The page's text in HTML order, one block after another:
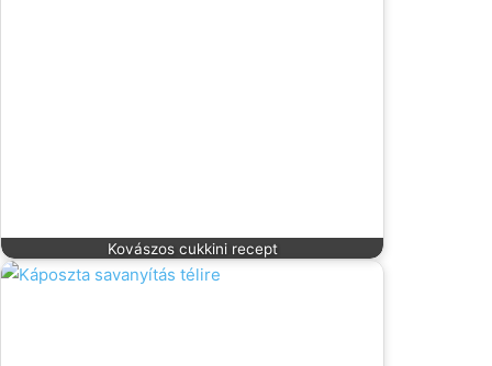
Kovászos cukkini recept